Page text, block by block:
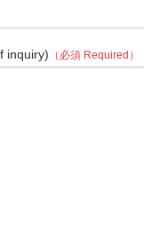
inquiry) （必須 Required）